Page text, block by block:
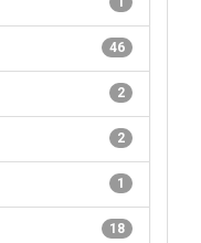
46
2
2
1
18